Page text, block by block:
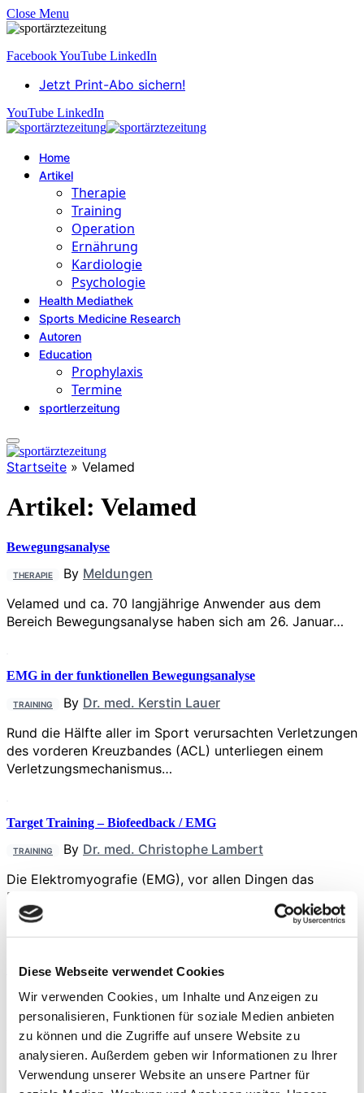
Diese Webseite verwendet Cookies
Wir verwenden Cookies, um Inhalte und Anzeigen zu
personalisieren, Funktionen für soziale Medien anbieten
zu können und die Zugriffe auf unsere Website zu
analysieren. Außerdem geben wir Informationen zu Ihrer
Verwendung unserer Website an unsere Partner für
Close Menu
FacebookYouTube LinkedIn
Jetzt Print-Abo sichern!
YouTube LinkedIn
Home
Artikel
Therapie
Training
Operation
Ernährung
Kardiologie
Psychologie
Health Mediathek
Sports Medicine Research
Autoren
Education
Prophylaxis
Termine
sportlerzeitung
Startseite » Velamed
Artikel: Velamed
Bewegungsanalyse
THERAPIE By Meldungen
Velamed und ca. 70 langjährige Anwender aus dem
Bereich Bewegungsanalyse haben sich am 26. Januar…
EMG in der funktionellen Bewegungsanalyse
TRAINING By Dr. med. Kerstin Lauer
Rund die Hälfte aller im Sport verursachten Verletzungen
des vorderen Kreuzbandes (ACL) unterliegen einem
Verletzungsmechanismus…
Target Training – Biofeedback / EMG
TRAINING By Dr. med. Christophe Lambert
Die Elektromyografie (EMG), vor allen Dingen das
Biofeedbacktraining, nimmt einen immergrößeren
Stellenwert in der Betreuung…
Ganganalyse Seminar
TRAINING By Meldungen
Am 16. und 23. Juni 2021, jeweils von 18:00 – 19:30 Uhr
findet das Online-Seminar…